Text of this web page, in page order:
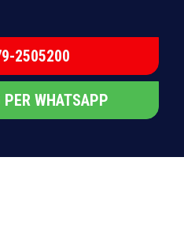
2505200
PER WHATSAPP